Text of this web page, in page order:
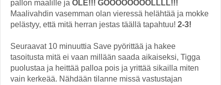
pallon maalille ja OLE!!! GOOOOOOOOLLLL!!!
Maalivahdin vasemman olan vieressä helähtää ja mokke
pelästyy, että mitä herran jestas täällä tapahtuu! 2-3!
Seuraavat 10 minuuttia Save pyörittää ja hakee
tasoitusta mitä ei vaan millään saada aikaiseksi, Tigga
puolustaa ja heittää palloa pois ja yrittää sikailla miten
vain kerkeää. Nähdään tilanne missä vastustajan